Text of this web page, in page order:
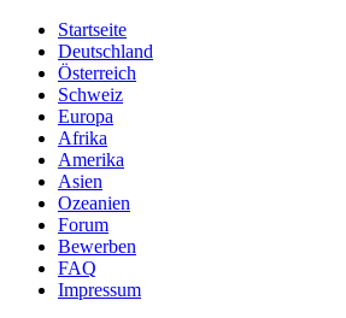
Startseite
Deutschland
Österreich
Schweiz
Europa
Afrika
Amerika
Asien
Ozeanien
Forum
Bewerben
FAQ
Impressum